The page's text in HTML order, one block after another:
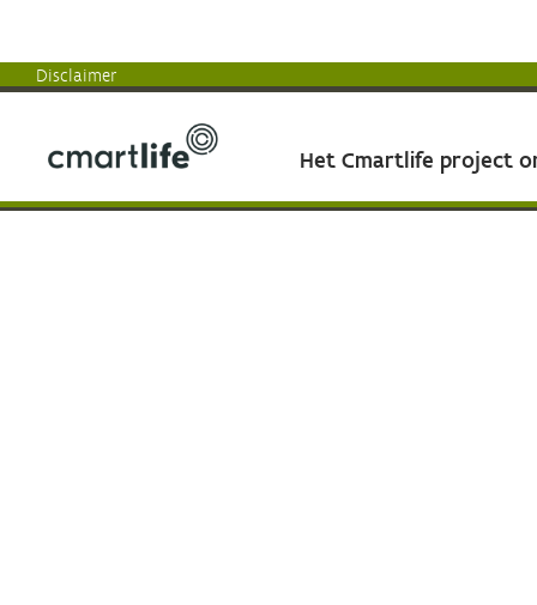
Disclaimer
Het Cmartlife project